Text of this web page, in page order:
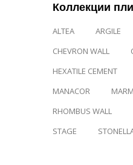
Коллекции
ALTEA ARGILE
CHEVRON WALL
HEXATILE CEMENT
MANACOR
RHOMBUS WALL
STAGE